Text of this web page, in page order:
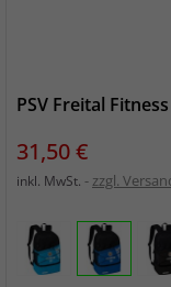
PSV Freital
Preis
31,50 €
inkl. MwSt. zzgl.